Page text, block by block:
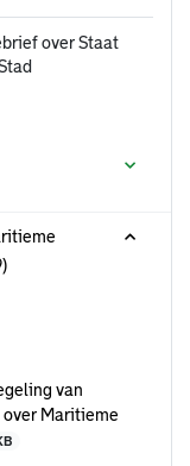
over Staat
van
Maritieme